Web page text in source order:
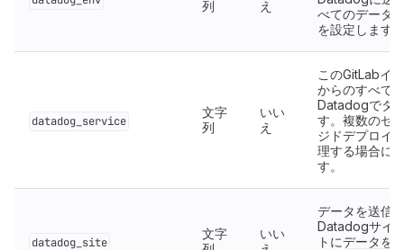
列
え
べてのデータ
を設定します
datadog_service
文字
列
いい
え
このGitLabイ
からのすべて
Datadogでタ
す。複数のセ
ジドデプロイ
理する場合に
す。
datadog_site
文字
いい
データを送信
Datadogサイ
トにデータを